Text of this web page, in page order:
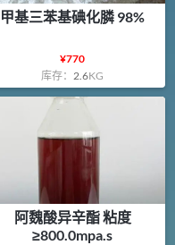
甲基三苯基碘化膦 98%
¥770
库存： 2.6KG
阿魏酸异辛酯 粘度
≥800.0mpa.s